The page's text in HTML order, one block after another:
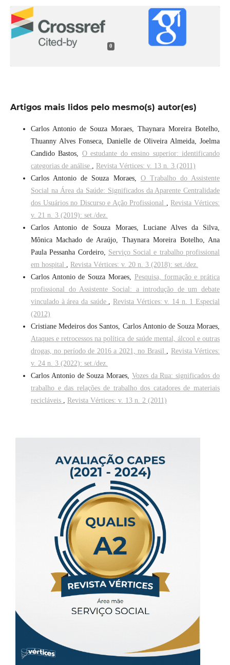
0
Artigos mais lidos pelo mesmo(s) autor(es)
Carlos Antonio de Souza Moraes, Thaynara Moreira Botelho,
Thuanny Alves Fonseca, Danielle de Oliveira Almeida, Joelma
Candido Bastos, O estudante do ensino superior: identificando
categorias de análise
Revista Vértices: v. 13 n. 3 (2011)
Carlos Antonio de Souza Moraes, O Trabalho do Assistente
Social na Área da Saúde: Significados da Aparente Centralidade
dos Usuários no Discurso e Ação Profissional
Revista Vértices:
v. 21 n. 3 (2019): set./dez.
Carlos Antonio de Souza Moraes, Luciane Alves da Silva,
Mônica Machado de Araújo, Thaynara Moreira Botelho, Ana
Paula Pessanha Cordeiro, Serviço Social e trabalho profissional
em hospital
Revista Vértices: v. 20 n. 3 (2018): set./dez.
Carlos Antonio de Souza Moraes, Pesquisa, formação e prática
profissional do Assistente Social: a introdução de um debate
vinculado à área da saúde
Revista Vértices: v. 14 n. 1 Especial
(2012)
Cristiane Medeiros dos Santos, Carlos Antonio de Souza Moraes,
Ataques e retrocessos na política de saúde mental, álcool e outras
drogas, no período de 2016 a 2021, no Brasil
Revista Vértices:
v. 24 n. 3 (2022): set./dez.
Carlos Antonio de Souza Moraes, Vozes da Rua: significados do
trabalho e das relações de trabalho dos catadores de materiais
recicláveis
Revista Vértices: v. 13 n. 2 (2011)